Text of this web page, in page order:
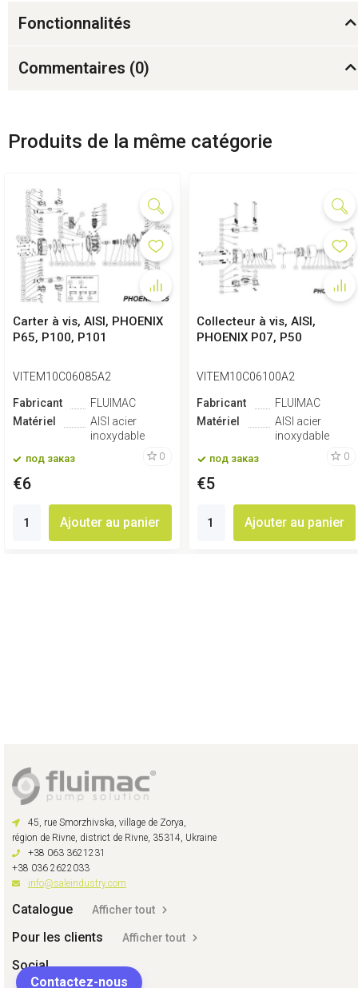
Fonctionnalités
Commentaires (0)
Produits de la même catégorie
Carter à vis, AISI, PHOENIX
P65, P100, P101
VITEM10C06085A2
Fabricant
FLUIMAC
Matériel
AISI acier
inoxydable
под заказ 0
€6
Ajouter au panier
Collecteur à vis, AISI,
PHOENIX P07, P50
VITEM10C06100A2
Fabricant
FLUIMAC
Matériel
AISI acier
inoxydable
под заказ 0
€5
Ajouter au panier
45, rue Smorzhivska, village de Zorya,
région de Rivne, district de Rivne, 35314, Ukraine
+38 063 3621231
+38 036 2622033
info@saleindustry.com
Catalogue Afficher tout
Pour les clients Afficher tout
Social
Contactez-nous